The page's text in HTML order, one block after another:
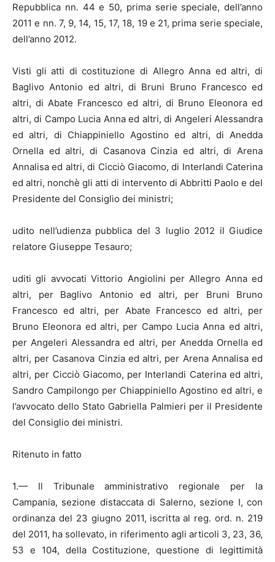
Repubblica nn. 44 e 50, prima serie speciale, dell’anno
2011 e nn. 7, 9, 14, 15, 17, 18, 19 e 21, prima serie speciale,
dell’anno 2012.
Visti gli atti di costituzione di Allegro Anna ed altri, di
Baglivo Antonio ed altri, di Bruni Bruno Francesco ed
altri, di Abate Francesco ed altri, di Bruno Eleonora ed
altri, di Campo Lucia Anna ed altri, di Angeleri Alessandra
ed altri, di Chiappiniello Agostino ed altri, di Anedda
Ornella ed altri, di Casanova Cinzia ed altri, di Arena
Annalisa ed altri, di Cicciò Giacomo, di Interlandi Caterina
ed altri, nonchè gli atti di intervento di Abbritti Paolo e del
Presidente del Consiglio dei ministri;
udito nell’udienza pubblica del 3 luglio 2012 il Giudice
relatore Giuseppe Tesauro;
uditi gli avvocati Vittorio Angiolini per Allegro Anna ed
altri, per Baglivo Antonio ed altri, per Bruni Bruno
Francesco ed altri, per Abate Francesco ed altri, per
Bruno Eleonora ed altri, per Campo Lucia Anna ed altri,
per Angeleri Alessandra ed altri, per Anedda Ornella ed
altri, per Casanova Cinzia ed altri, per Arena Annalisa ed
altri, per Cicciò Giacomo, per Interlandi Caterina ed altri,
Sandro Campilongo per Chiappiniello Agostino ed altri, e
l’avvocato dello Stato Gabriella Palmieri per il Presidente
del Consiglio dei ministri.
Ritenuto in fatto
1.— Il Tribunale amministrativo regionale per la
Campania, sezione distaccata di Salerno, sezione I, con
ordinanza del 23 giugno 2011, iscritta al reg. ord. n. 219
del 2011, ha sollevato, in riferimento agli articoli 3, 23, 36,
53 e 104, della Costituzione, questione di legittimità